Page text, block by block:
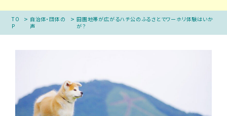
TO
P
> 自治体・団体の
声
> 田園地帯が広がるハチ公のふるさとでワーホリ体験はいか
が？